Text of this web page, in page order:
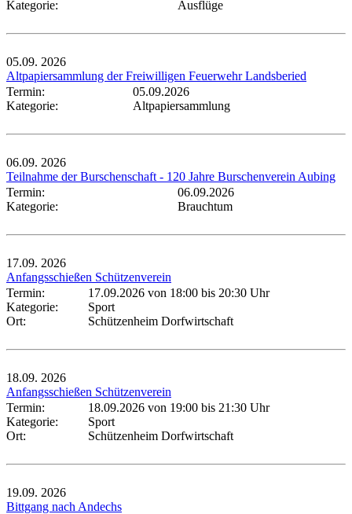
Kategorie: Ausflüge
05.09. 2026
Altpapiersammlung der Freiwilligen Feuerwehr Landsberied
Termin:
05.09.2026
Kategorie:
Altpapiersammlung
06.09. 2026
Teilnahme der Burschenschaft - 120 Jahre Burschenverein Aubing
Termin:
06.09.2026
Kategorie:
Brauchtum
17.09. 2026
Anfangsschießen Schützenverein
Termin:
17.09.2026 von 18:00 bis 20:30 Uhr
Kategorie:
Sport
Ort:
Schützenheim Dorfwirtschaft
18.09. 2026
Anfangsschießen Schützenverein
Termin:
18.09.2026 von 19:00 bis 21:30 Uhr
Kategorie:
Sport
Ort:
Schützenheim Dorfwirtschaft
19.09. 2026
Bittgang nach Andechs